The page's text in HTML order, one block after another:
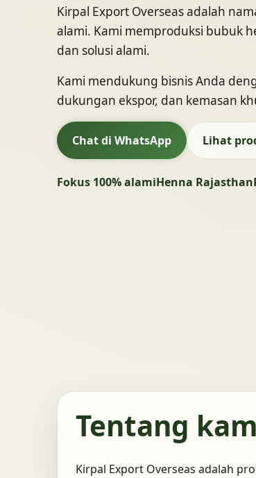
Kirpal Export Overseas adalah
alami. Kami memproduksi bubuk
dan solusi alami.
Kami mendukung bisnis Anda
dukungan ekspor, dan kemasan
Chat di WhatsApp Lihat
Fokus 100% alamiHenna Rajasthan
Tentang
Kirpal Export Overseas adalah